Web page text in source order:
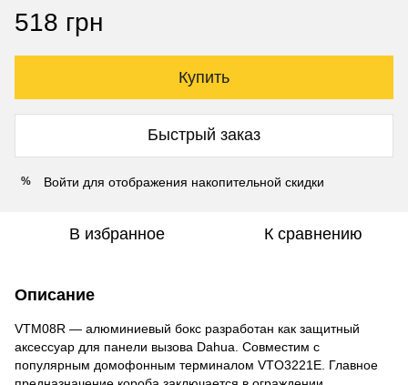
518 грн
Купить
Быстрый заказ
% Войти для отображения накопительной скидки
В избранное К сравнению
Описание
VTM08R — алюминиевый бокс разработан как защитный
аксессуар для панели вызова Dahua. Совместим с
популярным домофонным терминалом VTO3221E. Главное